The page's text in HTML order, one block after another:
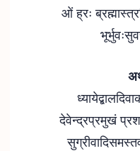
ओं ह्रः
देवेन्द्रप्रमुखं